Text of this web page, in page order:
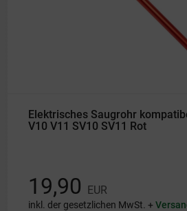
Elektrisches Saugrohr
V10 V11 SV10 SV11 Rot
19,90 EUR
inkl. der gesetzlichen MwSt. +